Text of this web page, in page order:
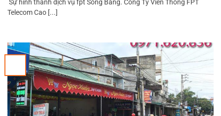
Sự hình thành dịch vụ fpt Sông Bằng. Công Ty Viễn Thông FPT
Telecom Cao [...]